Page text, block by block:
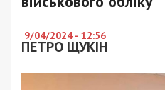
9/04/2024 - 12:56
ПЕТРО ЩУКІН